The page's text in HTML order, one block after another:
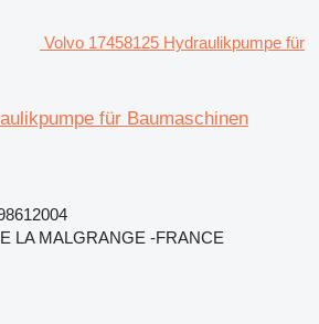
Volvo 17458125 Hydraulikpumpe für
für Baumaschinen
LA MALGRANGE -FRANCE